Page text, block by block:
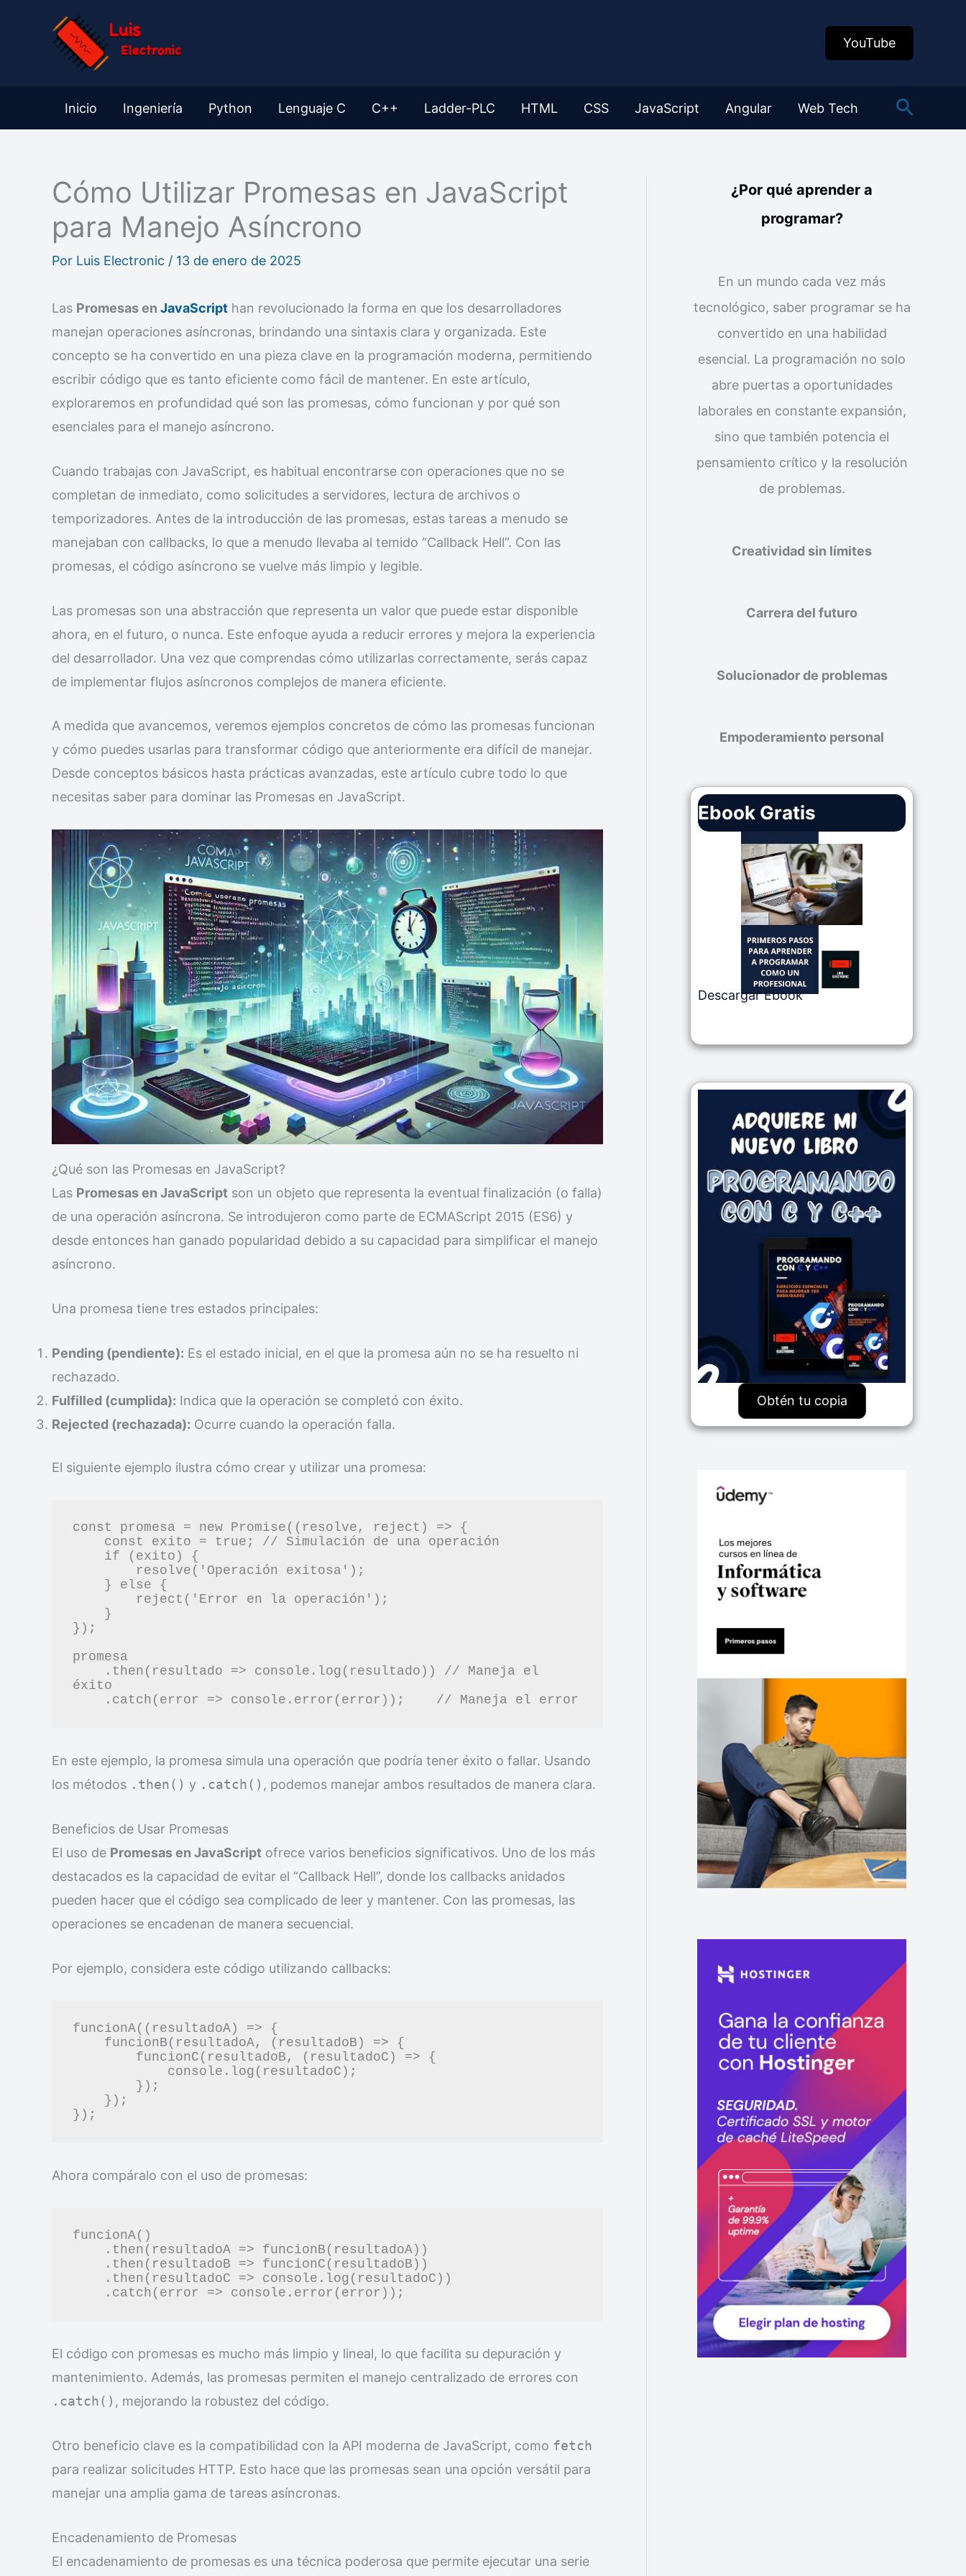
YouTube
Inicio Ingeniería Python Lenguaje C C++ Ladder-PLC HTML CSS JavaScript Angular Web Tech Buscar
Cómo Utilizar Promesas en JavaScript
para Manejo Asíncrono
Por Luis Electronic / 13 de enero de 2025
Las Promesas en JavaScript han revolucionado la forma en que los desarrolladores
manejan operaciones asíncronas, brindando una sintaxis clara y organizada. Este
concepto se ha convertido en una pieza clave en la programación moderna, permitiendo
escribir código que es tanto eficiente como fácil de mantener. En este artículo,
exploraremos en profundidad qué son las promesas, cómo funcionan y por qué son
esenciales para el manejo asíncrono.
Cuando trabajas con JavaScript, es habitual encontrarse con operaciones que no se
completan de inmediato, como solicitudes a servidores, lectura de archivos o
temporizadores. Antes de la introducción de las promesas, estas tareas a menudo se
manejaban con callbacks, lo que a menudo llevaba al temido “Callback Hell”. Con las
promesas, el código asíncrono se vuelve más limpio y legible.
Las promesas son una abstracción que representa un valor que puede estar disponible
ahora, en el futuro, o nunca. Este enfoque ayuda a reducir errores y mejora la experiencia
del desarrollador. Una vez que comprendas cómo utilizarlas correctamente, serás capaz
de implementar flujos asíncronos complejos de manera eficiente.
A medida que avancemos, veremos ejemplos concretos de cómo las promesas funcionan
y cómo puedes usarlas para transformar código que anteriormente era difícil de manejar.
Desde conceptos básicos hasta prácticas avanzadas, este artículo cubre todo lo que
necesitas saber para dominar las Promesas en JavaScript.
¿Qué son las Promesas en JavaScript?
Las Promesas en JavaScript son un objeto que representa la eventual finalización (o falla)
de una operación asíncrona. Se introdujeron como parte de ECMAScript 2015 (ES6) y
desde entonces han ganado popularidad debido a su capacidad para simplificar el manejo
asíncrono.
Una promesa tiene tres estados principales:
Pending (pendiente): Es el estado inicial, en el que la promesa aún no se ha resuelto ni
rechazado.
Fulfilled (cumplida): Indica que la operación se completó con éxito.
Rejected (rechazada): Ocurre cuando la operación falla.
El siguiente ejemplo ilustra cómo crear y utilizar una promesa:
const promesa = new Promise((resolve, reject) => {
});
promesa
éxito
En este ejemplo, la promesa simula una operación que podría tener éxito o fallar. Usando
los métodos .then() y .catch() , podemos manejar ambos resultados de manera clara.
Beneficios de Usar Promesas
El uso de Promesas en JavaScript ofrece varios beneficios significativos. Uno de los más
destacados es la capacidad de evitar el “Callback Hell”, donde los callbacks anidados
pueden hacer que el código sea complicado de leer y mantener. Con las promesas, las
operaciones se encadenan de manera secuencial.
Por ejemplo, considera este código utilizando callbacks:
funcionA((resultadoA) => {
Ahora compáralo con el uso de promesas:
funcionA()
El código con promesas es mucho más limpio y lineal, lo que facilita su depuración y
mantenimiento. Además, las promesas permiten el manejo centralizado de errores con
.catch() , mejorando la robustez del código.
Otro beneficio clave es la compatibilidad con la API moderna de JavaScript, como fetch
para realizar solicitudes HTTP. Esto hace que las promesas sean una opción versátil para
manejar una amplia gama de tareas asíncronas.
Encadenamiento de Promesas
El encadenamiento de promesas es una técnica poderosa que permite ejecutar una serie
¿Por qué aprender a
programar?
En un mundo cada vez más
tecnológico, saber programar se ha
convertido en una habilidad
esencial. La programación no solo
abre puertas a oportunidades
laborales en constante expansión,
sino que también potencia el
pensamiento crítico y la resolución
de problemas.
Creatividad sin límites
Carrera del futuro
Solucionador de problemas
Empoderamiento personal
Ebook Gratis
Descargar Ebook
Obtén tu copia